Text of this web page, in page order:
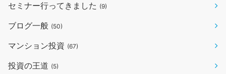
セミナー行ってきました (9)
ブログ一般 (50)
マンション投資 (67)
投資の王道 (5)